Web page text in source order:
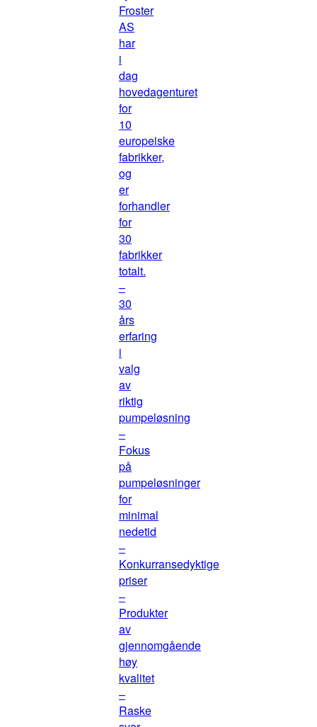
Froster
AS
har
i
dag
hovedagenturet
for
10
europeiske
fabrikker,
og
er
forhandler
for
30
fabrikker
totalt.
–
30
års
erfaring
i
valg
av
riktig
pumpeløsning
–
Fokus
på
pumpeløsninger
for
minimal
nedetid
–
Konkurransedyktige
priser
–
Produkter
av
gjennomgående
høy
kvalitet
–
Raske